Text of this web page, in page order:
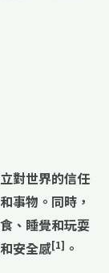
對世界的信任
事物。同時，
、睡覺和玩耍
安全感[1] 。